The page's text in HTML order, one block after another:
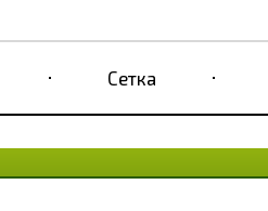
Сетка